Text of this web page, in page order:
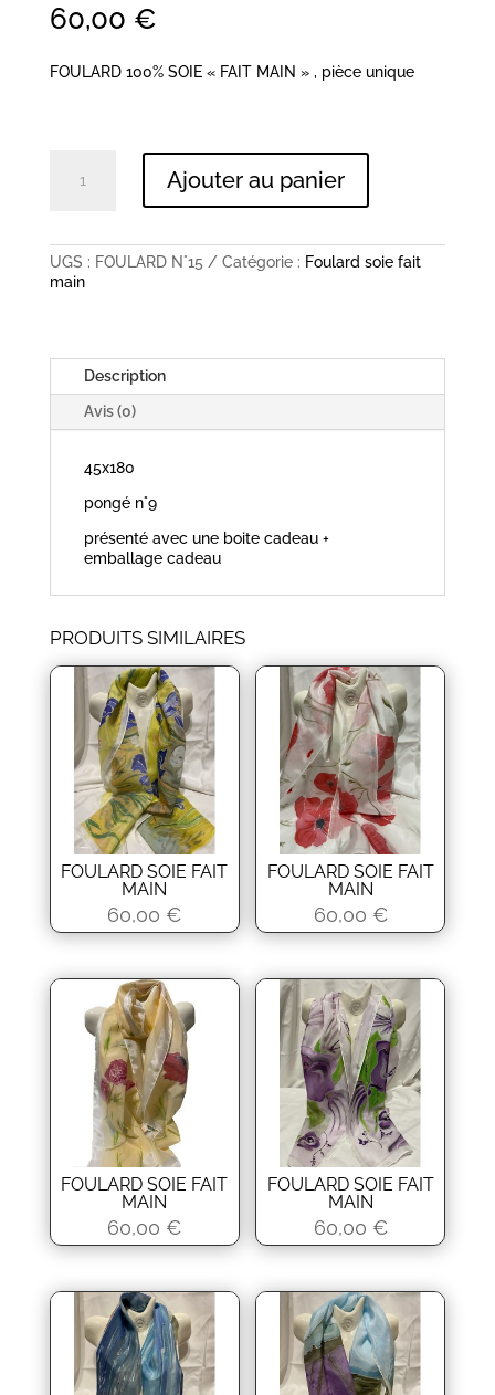
60,00 €
FOULARD 100% SOIE « FAIT MAIN » , pièce unique
MAIN
Ajouter au panier
UGS : FOULARD N°15 Catégorie : Foulard soie fait
main
Description
Avis (0)
45x180
pongé n°9
présenté avec une boite cadeau +
emballage cadeau
PRODUITS SIMILAIRES
FOULARD SOIE FAIT
MAIN
60,00€
FOULARD SOIE FAIT
MAIN
60,00 €
FOULARD SOIE FAIT
MAIN
60,00€
FOULARD SOIE FAIT
MAIN
60,00 €